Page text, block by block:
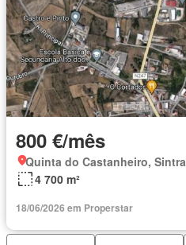
800 €/mês
Quinta do Castanheiro, Sintra
4 700 m²
18/06/2026 em Properstar